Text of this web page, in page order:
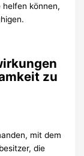
helfen können,
zu
mit dem
die